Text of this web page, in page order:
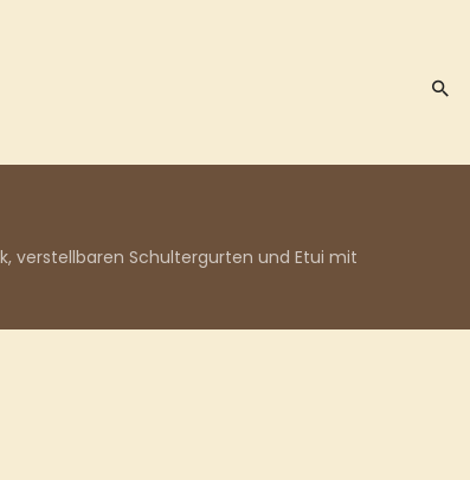
verstellbaren Schultergurten und Etui mit